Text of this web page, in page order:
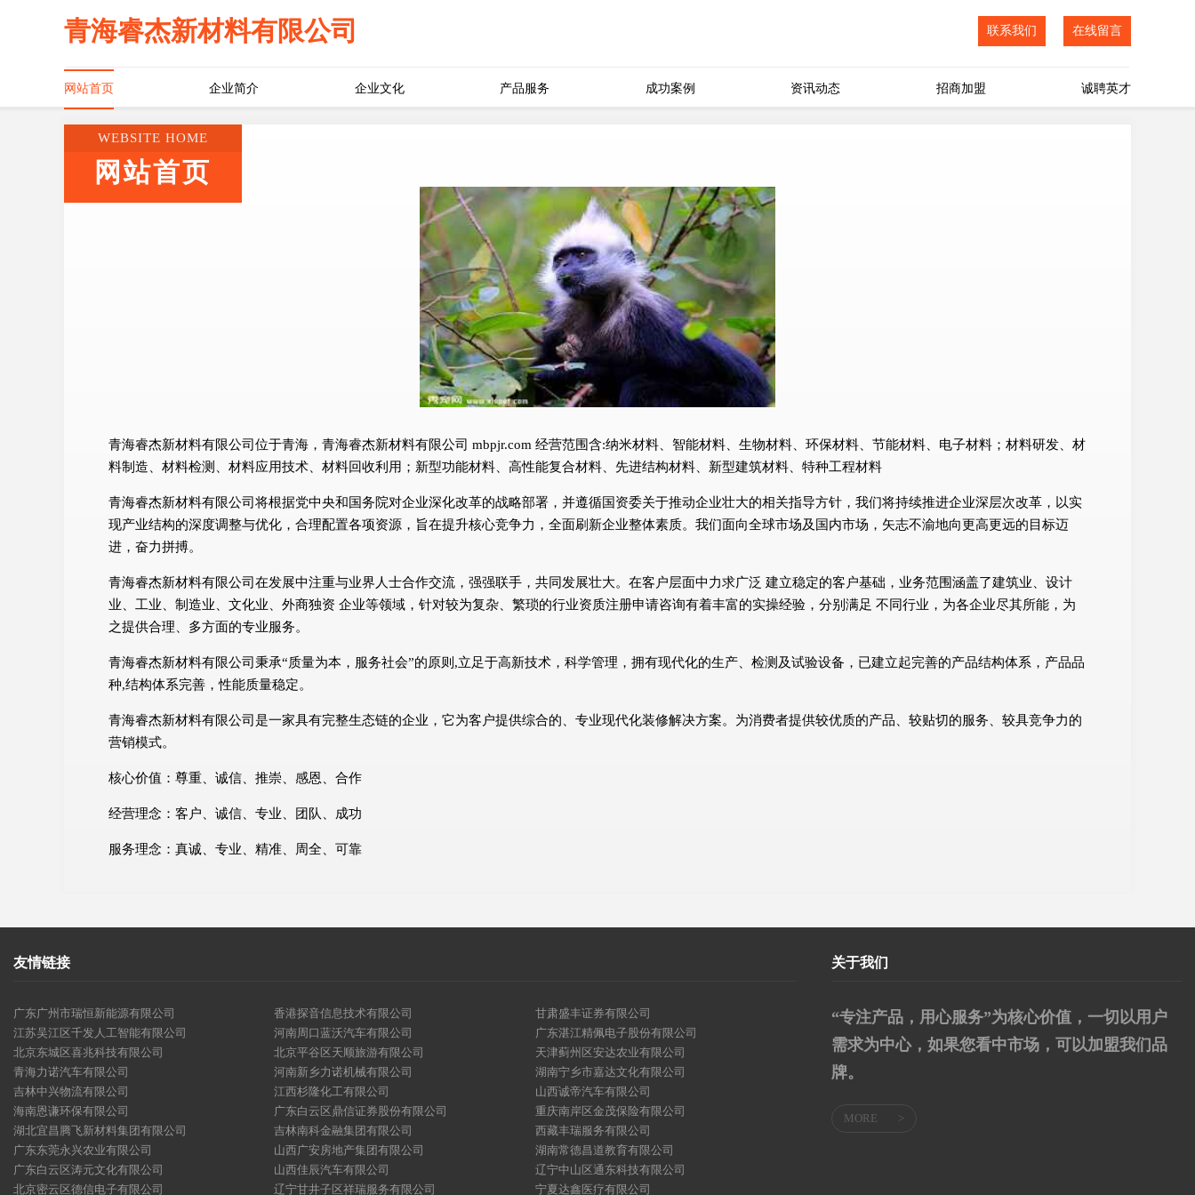
青海睿杰新材料有限公司 联系我们 在线留言
网站首页 企业简介 企业文化 产品服务 成功案例 资讯动态 招商加盟 诚聘英才
WEBSITE HOME
网站首页
青海睿杰新材料有限公司位于青海，青海睿杰新材料有限公司 mbpjr.com 经营范围含:纳米材料、智能材料、生物材料、环保材料、节能材料、电子材料；材料研发、材
料制造、材料检测、材料应用技术、材料回收利用；新型功能材料、高性能复合材料、先进结构材料、新型建筑材料、特种工程材料
青海睿杰新材料有限公司将根据党中央和国务院对企业深化改革的战略部署，并遵循国资委关于推动企业壮大的相关指导方针，我们将持续推进企业深层次改革，以实
现产业结构的深度调整与优化，合理配置各项资源，旨在提升核心竞争力，全面刷新企业整体素质。我们面向全球市场及国内市场，矢志不渝地向更高更远的目标迈
进，奋力拼搏。
青海睿杰新材料有限公司在发展中注重与业界人士合作交流，强强联手，共同发展壮大。在客户层面中力求广泛 建立稳定的客户基础，业务范围涵盖了建筑业、设计
业、工业、制造业、文化业、外商独资 企业等领域，针对较为复杂、繁琐的行业资质注册申请咨询有着丰富的实操经验，分别满足 不同行业，为各企业尽其所能，为
之提供合理、多方面的专业服务。
青海睿杰新材料有限公司秉承“质量为本，服务社会”的原则,立足于高新技术，科学管理，拥有现代化的生产、检测及试验设备，已建立起完善的产品结构体系，产品品
种,结构体系完善，性能质量稳定。
青海睿杰新材料有限公司是一家具有完整生态链的企业，它为客户提供综合的、专业现代化装修解决方案。为消费者提供较优质的产品、较贴切的服务、较具竞争力的
营销模式。
核心价值：尊重、诚信、推崇、感恩、合作
经营理念：客户、诚信、专业、团队、成功
服务理念：真诚、专业、精准、周全、可靠
友情链接
广东广州市瑞恒新能源有限公司 香港探音信息技术有限公司
甘肃盛丰证券有限公司
江苏吴江区千发人工智能有限公司
河南周口蓝沃汽车有限公司
广东湛江精佩电子股份有限公司
北京东城区喜兆科技有限公司
北京平谷区天顺旅游有限公司
天津蓟州区安达农业有限公司
青海力诺汽车有限公司
河南新乡力诺机械有限公司
湖南宁乡市嘉达文化有限公司
吉林中兴物流有限公司
江西杉隆化工有限公司
山西诚帝汽车有限公司
海南恩谦环保有限公司
广东白云区鼎信证券股份有限公司
重庆南岸区金茂保险有限公司
湖北宜昌腾飞新材料集团有限公司
吉林南科金融集团有限公司
西藏丰瑞服务有限公司
广东东莞永兴农业有限公司
山西广安房地产集团有限公司
湖南常德昌道教育有限公司
广东白云区涛元文化有限公司
山西佳辰汽车有限公司
辽宁中山区通东科技有限公司
北京密云区德信电子有限公司
辽宁甘井子区祥瑞服务有限公司 宁夏达鑫医疗有限公司
关于我们
“专注产品，用心服务”为核心价值，一切以用户
需求为中心，如果您看中市场，可以加盟我们品
牌。
MORE >